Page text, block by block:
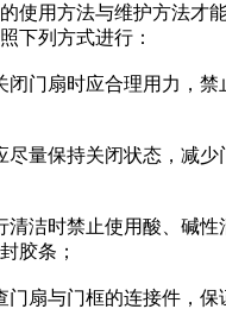
使用方法与维护方法才
下列方式进行：
门扇时应合理用力，禁
量保持关闭状态，减少
洁时禁止使用酸、碱性
胶条；
扇与门框的连接件，保